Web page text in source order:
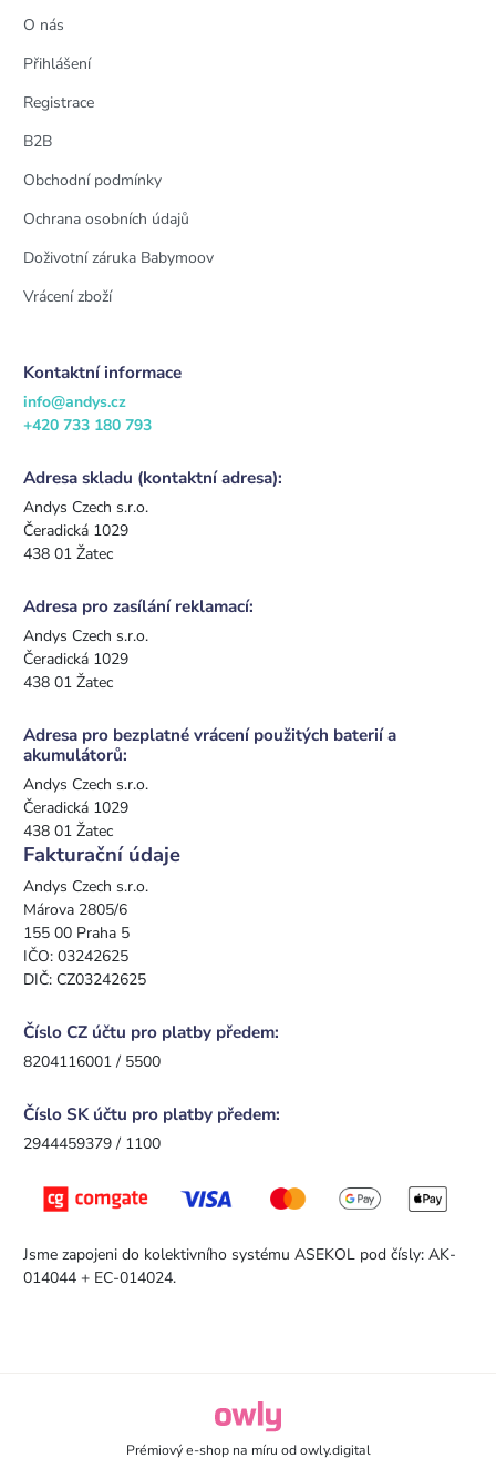
O nás
Přihlášení
Registrace
B2B
Obchodní podmínky
Ochrana osobních údajů
Doživotní záruka Babymoov
Vrácení zboží
Kontaktní informace
info@andys.cz
+420 733 180 793
Adresa skladu (kontaktní adresa):
Andys Czech s.r.o.
Čeradická 1029
438 01 Žatec
Adresa pro zasílání reklamací:
Andys Czech s.r.o.
Čeradická 1029
438 01 Žatec
Adresa pro bezplatné vrácení použitých baterií a
akumulátorů:
Andys Czech s.r.o.
Čeradická 1029
438 01 Žatec
Fakturační údaje
Andys Czech s.r.o.
Márova 2805/6
155 00 Praha 5
IČO: 03242625
DIČ: CZ03242625
Číslo CZ účtu pro platby předem:
8204116001 / 5500
Číslo SK účtu pro platby předem:
2944459379 / 1100
Jsme zapojeni do kolektivního systému ASEKOL pod čísly: AK-
014044 + EC-014024.
owly.digital - Logo
Prémiový e-shop na míru odowly.digital